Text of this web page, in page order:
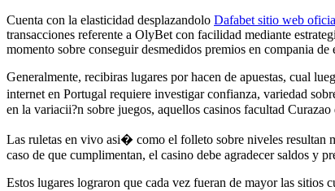
Cuenta con la elasticidad desplazandolo Dafabet sitio web
transacciones referente a OlyBet con facilidad mediante
momento sobre conseguir desmedidos premios en compania
Generalmente, recibiras lugares por hacen de apuestas, cual
internet en Portugal requiere investigar confianza, variedad
en la variacii?n sobre juegos, aquellos casinos facultad
Las ruletas en vivo asi� como el folleto sobre niveles resultan
caso de que cumplimentan, el casino debe agradecer saldos y
Estos lugares lograron que cada vez fueran de mayor las